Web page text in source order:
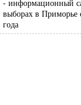
- информационный
выборах в Приморье
года